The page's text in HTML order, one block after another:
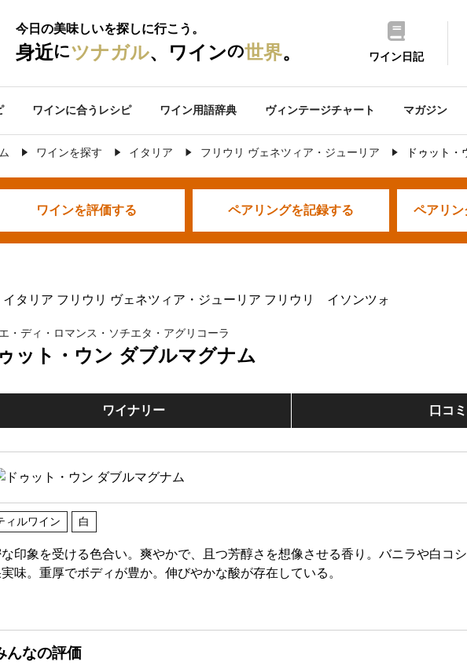
今日の美味しいを探しに行こう。
身近にツナガル、ワインの世界。 ワイン日記
ワインに合うレシピ ワイン用語辞典 ヴィンテージチャート マガジン
ワインを探す イタリア フリウリ ヴェネツィア・ジューリア ドゥット・
ワインを評価する ペアリングを記録する ペアリン
イタリア フリウリ ヴェネツィア・ジューリア フリウリ イソンツォ
・ディ・ロマンス・ソチエタ・アグリコーラ
ゥット・ウン ダブルマグナム
ワイナリー 口コミ
ィルワイン 白
印象を受ける色合い。爽やかで、且つ芳醇さを想像させる香り。バニラや白コ
味。重厚でボディが豊か。伸びやかな酸が存在している。
んなの評価